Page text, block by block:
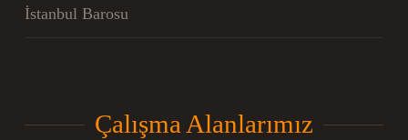
İstanbul Barosu
Çalışma Alanlarımız